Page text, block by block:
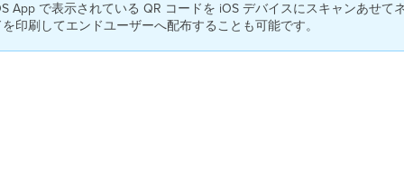
App で表示されている QR コードを iOS デバイスにスキャンあせ
印刷してエンドユーザーへ配布することも可能です。